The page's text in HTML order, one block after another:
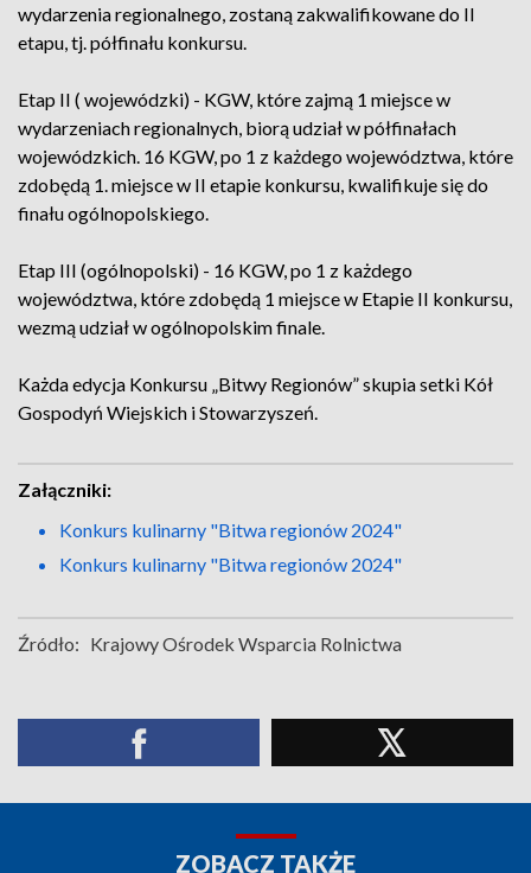
wydarzenia regionalnego, zostaną zakwalifikowane do II
etapu, tj. półfinału konkursu.
Etap II ( wojewódzki) - KGW, które zajmą 1 miejsce w
wydarzeniach regionalnych, biorą udział w półfinałach
wojewódzkich. 16 KGW, po 1 z każdego województwa, które
zdobędą 1. miejsce w II etapie konkursu, kwalifikuje się do
finału ogólnopolskiego.
Etap III (ogólnopolski) - 16 KGW, po 1 z każdego
województwa, które zdobędą 1 miejsce w Etapie II konkursu,
wezmą udział w ogólnopolskim finale.
Każda edycja Konkursu „Bitwy Regionów” skupia setki Kół
Gospodyń Wiejskich i Stowarzyszeń.
Załączniki:
Konkurs kulinarny "Bitwa regionów 2024"
Konkurs kulinarny "Bitwa regionów 2024"
Źródło: Krajowy Ośrodek Wsparcia Rolnictwa
ZOBACZ TAKŻE